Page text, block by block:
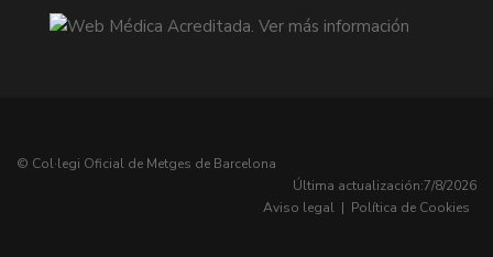
© Col·legi Oficial de Metges de Barcelona
Última actualización:7/8/2026
Aviso legal | Política de Cookies